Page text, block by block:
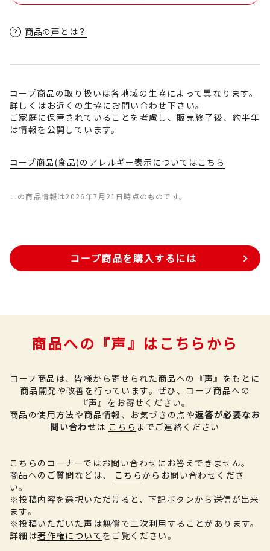
商品の声とは？
コープ商品の取り扱いは各地域の生協によって異なります。
詳しくはお近くの生協にお問い合わせ下さい。
ご家庭に保管されていることを考慮し、販売終了後、約半年
は情報を公開しています。
コープ商品(食品)のアレルギー表示についてはこちら
この商品情報は2026年7月21日時点のものです。
コープ商品を購入するには
商品への『声』はこちらから
コープ商品は、皆様から寄せられた商品への『声』をもとに
商品開発や改善を行っています。 ぜひ、コープ商品への
『声』をお寄せください。
商品の使用方法や商品情報、お気づきの点や返答が必要なお
問い合わせは こちら までご連絡ください
こちらのコーナーではお問い合わせにお答えできません。
商品へのご質問などは、
こちらからお問い合わせくださ
い。
※投稿内容を選択いただけると、下記ボタンから送信が出来
ます。
※投稿いただいた声は無償で二次利用することがあります。
詳細は著作権について をご覧ください。